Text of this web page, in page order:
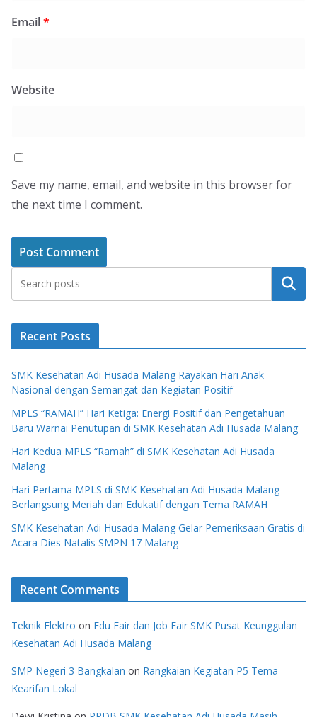
Email*
Website
Save my name, email, and website in this browser for
the next time I comment.
Search
Recent Posts
SMK Kesehatan Adi Husada Malang Rayakan Hari Anak
Nasional dengan Semangat dan Kegiatan Positif
MPLS “RAMAH” Hari Ketiga: Energi Positif dan Pengetahuan
Baru Warnai Penutupan di SMK Kesehatan Adi Husada Malang
Hari Kedua MPLS “Ramah” di SMK Kesehatan Adi Husada
Malang
Hari Pertama MPLS di SMK Kesehatan Adi Husada Malang
Berlangsung Meriah dan Edukatif dengan Tema RAMAH
SMK Kesehatan Adi Husada Malang Gelar Pemeriksaan Gratis di
Acara Dies Natalis SMPN 17 Malang
Recent Comments
Teknik Elektro on Edu Fair dan Job Fair SMK Pusat Keunggulan
Kesehatan Adi Husada Malang
SMP Negeri 3 Bangkalan on Rangkaian Kegiatan P5 Tema
Kearifan Lokal